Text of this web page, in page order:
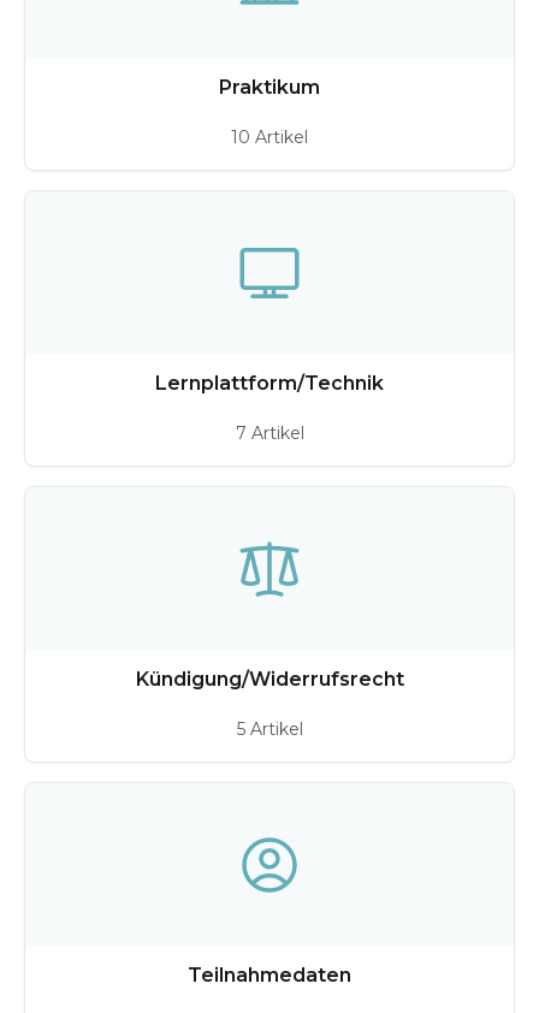
Praktikum
10 Artikel
Lernplattform/Technik
7 Artikel
Kündigung/Widerrufsrecht
5 Artikel
Teilnahmedaten